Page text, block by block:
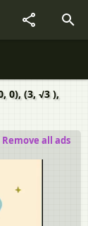
0), (3, √3 ),
Remove all ads